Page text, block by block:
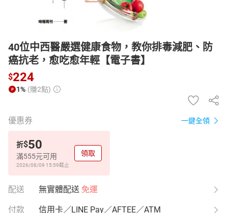
40位中西醫嚴選健康食物，教你排毒減肥、防
癌抗老，愈吃愈年輕【電子書】
$224
1% (賺2點)
優惠券 一鍵全領
折$50
滿555元可用
2026/08/09 15:59截止
領取
配送 無實體配送 免運
付款 信用卡／LINE Pay／AFTEE／ATM